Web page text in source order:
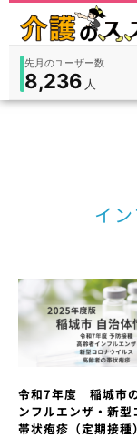
在宅9,360入所3,194
先月のユーザー数
8,236 人
件
イ
令和7年度｜稲城市
ンフルエンザ・新型
帯状疱疹（定期接種